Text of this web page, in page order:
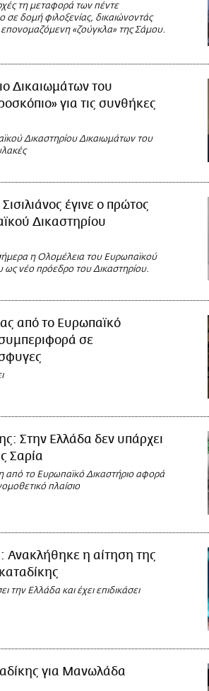
τη μεταφορά των πέντε
δομή φιλοξενίας, δικαιώνοντάς
επονομαζόμενη «ζούγκλα» της Σάμου.
Δικαιωμάτων του
για τις συνθήκες
Δικαστηρίου Δικαιωμάτων του
έγινε ο πρώτος
Δικαστηρίου
η Ολομέλεια του Ευρωπαϊκού
νέο πρόεδρο του Δικαστηρίου.
από το Ευρωπαϊκό
συμπεριφορά σε
Στην Ελλάδα δεν υπάρχει
Σαρία
από το Ευρωπαϊκό Δικαστήριο αφορά
πλαίσιο
η αίτηση της
την Ελλάδα και έχει επιδικάσει
για Μανωλάδα